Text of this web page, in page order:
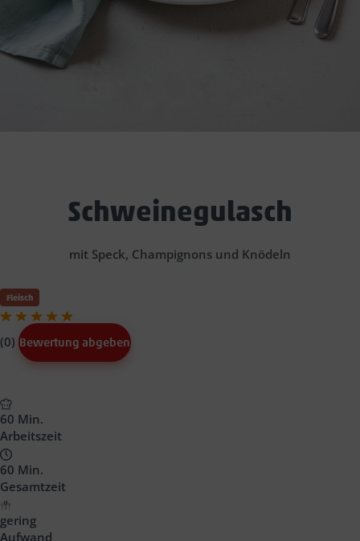
Schweinegulasch
mit Speck, Champignons und Knödeln
Fleisch
(0) Bewertung abgeben
60 Min.
Arbeitszeit
60 Min.
Gesamtzeit
gering
Aufwand